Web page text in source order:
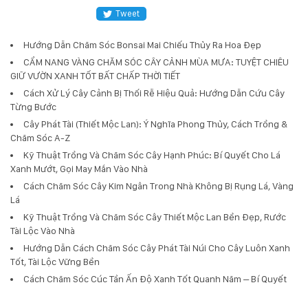
Tweet
Hướng Dẫn Chăm Sóc Bonsai Mai Chiếu Thủy Ra Hoa Đẹp
CẨM NANG VÀNG CHĂM SÓC CÂY CẢNH MÙA MƯA: TUYỆT CHIÊU
GIỮ VƯỜN XANH TỐT BẤT CHẤP THỜI TIẾT
Cách Xử Lý Cây Cảnh Bị Thối Rễ Hiệu Quả: Hướng Dẫn Cứu Cây
Từng Bước
Cây Phát Tài (Thiết Mộc Lan): Ý Nghĩa Phong Thủy, Cách Trồng &
Chăm Sóc A-Z
Kỹ Thuật Trồng Và Chăm Sóc Cây Hạnh Phúc: Bí Quyết Cho Lá
Xanh Mướt, Gọi May Mắn Vào Nhà
Cách Chăm Sóc Cây Kim Ngân Trong Nhà Không Bị Rụng Lá, Vàng
Lá
Kỹ Thuật Trồng Và Chăm Sóc Cây Thiết Mộc Lan Bền Đẹp, Rước
Tài Lộc Vào Nhà
Hướng Dẫn Cách Chăm Sóc Cây Phát Tài Núi Cho Cây Luôn Xanh
Tốt, Tài Lộc Vững Bền
Cách Chăm Sóc Cúc Tần Ấn Độ Xanh Tốt Quanh Năm – Bí Quyết